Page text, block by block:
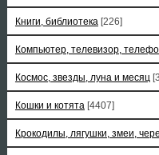
Книги, библиотека [226]
Компьютер, телевизор,
Космос, звезды, луна и месяц
Кошки и котята [4407]
Крокодилы, лягушки, змеи,